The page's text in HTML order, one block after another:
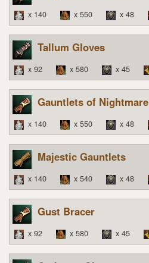
x 140 x 550 x 48
Tallum Gloves
x 92 x 580 x 45
Gauntlets of Nightmare
x 140 x 550 x 48
Majestic Gauntlets
x 140 x 540 x 48
Gust Bracer
x 92 x 580 x 45